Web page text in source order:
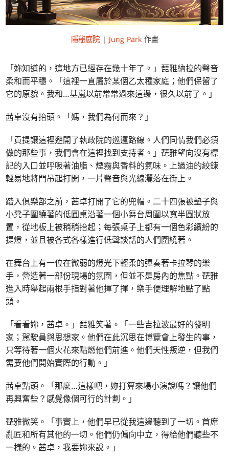
隱秘庭院| Jung Park作畫
「妳知道的，這地方已經存在幾十年了。」琵雅納拉的聲音
柔和而平穩。「這裡一直屬於某個乙太種家庭；他們保留了
它的原貌。我和…基嵐以前常常過來這邊，很久以前了。」
茜卓沒有抬頭。「媽，我們為何而來？」
「貢提讓這裡避開了執政院的巡邏路線。人們同情我們必須
做的那些事，我們會在這裡找到支持者。」琵雅望向沒有標
記的入口並呼吸著油脂、煙霧與香料的氣味。上過油的絞鍊
輕易地將門吊起打開，一片聲音與光線灑落在街上。
踏入俱樂部之前，茜卓打開了它的兜帽。二十四張被墊子與
小凳子圍繞著的低圓桌沿著一個小舞台周圍以寬半圓狀放
置，從地板上被稍稍抬起；每張桌子上都有一個色彩繽紛的
提燈，並且被各式各樣進行低聲談話的人們圍繞著。
在舞台上有一位在微弱的燈光下輕柔的彈奏著卡拉琴的樂
手，營造著一部份現場的氛圍，但並不是房內的焦點。琵雅
進入時舉起兩根手指對著他揮了揮，樂手便理解地點了點
頭。
「看看妳，茜卓。」琵雅笑著。「一些吉拉波最好的發明
家；駕駛員與思想家。他們在此沉思在博覽會上發生的事，
只等待著一個火花來點燃他們前進。他們天性叛逆，但我們
需要他們開始實際的行動。」
茜卓點頭。「那麼…這樣吧，妳打算來場小演說嗎？讓他們
再興奮些？感覺像個可行的計劃。」
琵雅微笑。「事實上，他們早已從我這邊聽到了一切。首席
亂匠和所有其他的一切。他們仍偏向中立，得給他們聽些不
一樣的。茜卓，我要妳來說。」